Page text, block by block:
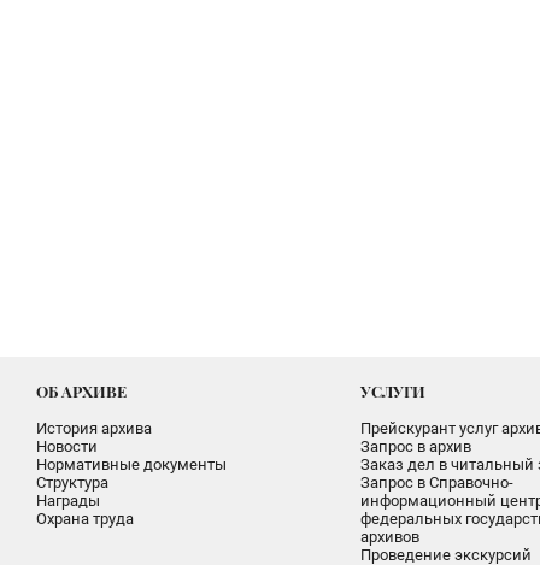
ОБ АРХИВЕ
История архива
Новости
Нормативные документы
Структура
Награды
Охрана труда
УСЛУГИ
Прейскурант услуг
Запрос в архив
Заказ дел в читальный
Запрос в Справочно-
информационный
федеральных
архивов
Проведение экскурсий